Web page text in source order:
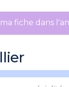
fiche dans